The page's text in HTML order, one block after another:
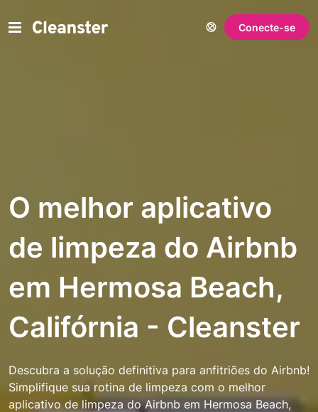
Conecte-se
O melhor aplicativo
de limpeza do Airbnb
em Hermosa Beach,
Califórnia - Cleanster
Descubra a solução definitiva para anfitriões do Airbnb!
Simplifique sua rotina de limpeza com o melhor
aplicativo de limpeza do Airbnb em Hermosa Beach,